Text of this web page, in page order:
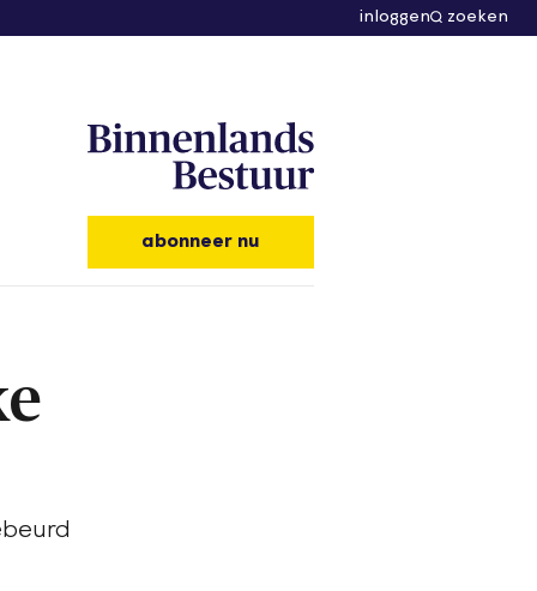
inloggen zoeken
abonneer nu